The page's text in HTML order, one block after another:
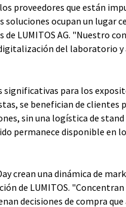
proveedores que están
ocupan un lugar
LUMITOS AG. "Nuestro
del laboratorio
para los
se benefician de clientes
sin una logística de stand
permanece disponible en
crean una dinámica de
de LUMITOS.
decisiones de compra que